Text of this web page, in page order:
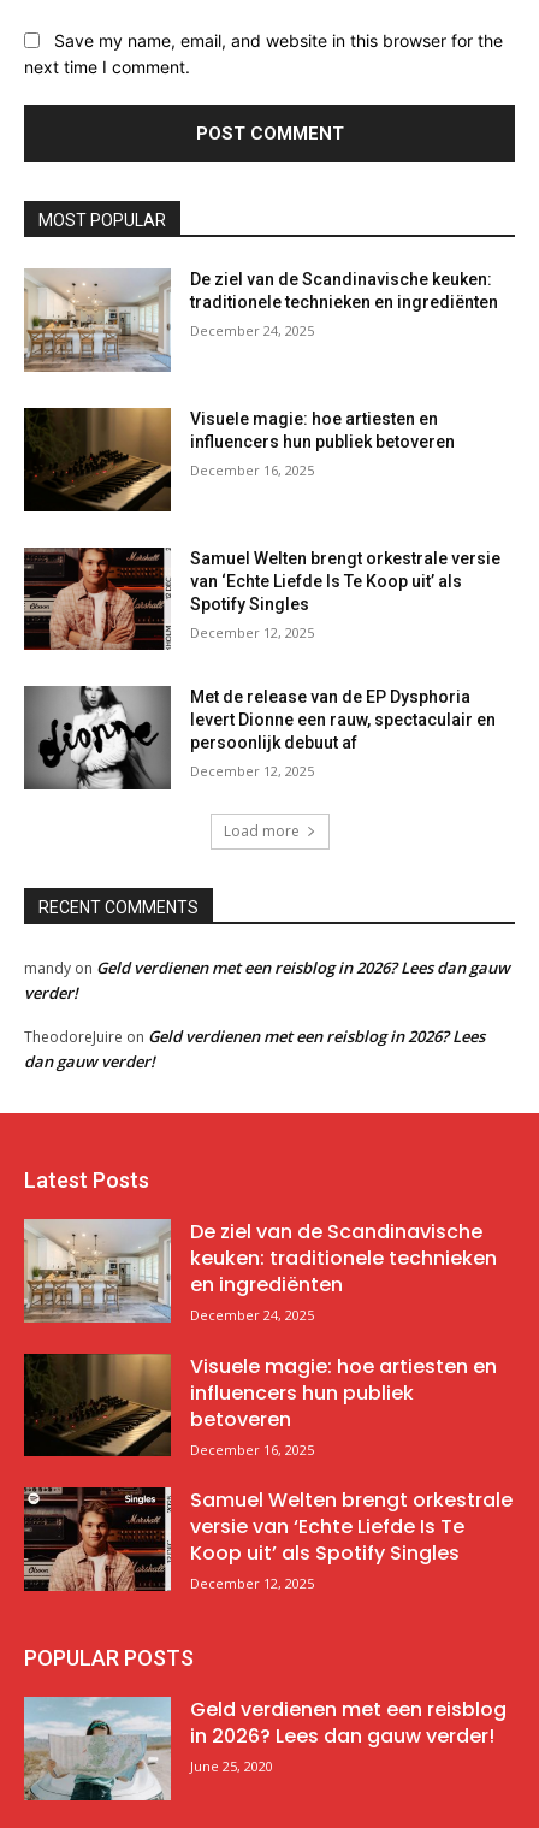
Save my name, email, and website in this browser for the
next time I comment.
MOST POPULAR
De ziel van de Scandinavische keuken:
traditionele technieken en ingrediënten
December 24, 2025
Visuele magie: hoe artiesten en
influencers hun publiek betoveren
December 16, 2025
Samuel Welten brengt orkestrale versie
van ‘Echte Liefde Is Te Koop uit’ als
Spotify Singles
December 12, 2025
Met de release van de EP Dysphoria
levert Dionne een rauw, spectaculair en
persoonlijk debuut af
December 12, 2025
Load more
RECENT COMMENTS
mandy on Geld verdienen met een reisblog in 2026? Lees dan gauw
verder!
TheodoreJuire on Geld verdienen met een reisblog in 2026? Lees
dan gauw verder!
Latest Posts
De ziel van de Scandinavische
keuken: traditionele technieken
en ingrediënten
December 24, 2025
Visuele magie: hoe artiesten en
influencers hun publiek
betoveren
December 16, 2025
Samuel Welten brengt orkestrale
versie van ‘Echte Liefde Is Te
Koop uit’ als Spotify Singles
December 12, 2025
POPULAR POSTS
Geld verdienen met een reisblog
in 2026? Lees dan gauw verder!
June 25, 2020